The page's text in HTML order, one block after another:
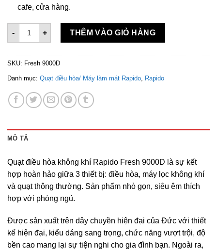
cafe, cửa hàng.
-
Quạt điều hòa không khí Rapido Fresh 9000D số lượng
+ THÊM VÀO GIỎ HÀNG
SKU: Fresh 9000D
Danh mục: Quạt điều hòa/ Máy làm mát Rapido, Rapido
MÔ TẢ
Quạt điều hòa không khí Rapido Fresh 9000D là sự kết
hợp hoàn hảo giữa 3 thiết bị: điều hòa, máy lọc không khí
và quạt thông thường. Sản phẩm nhỏ gọn, siêu êm thích
hợp với phòng ngủ.
Được sản xuất trên dây chuyền hiện đại của Đức với thiết
kế hiện đại, kiểu dáng sang trọng, chức năng vượt trội, độ
bền cao mang lại sự tiện nghi cho gia đình bạn. Ngoài ra,